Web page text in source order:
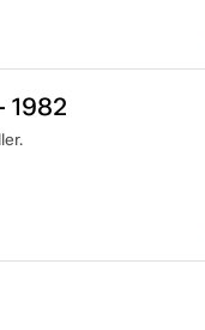
1982